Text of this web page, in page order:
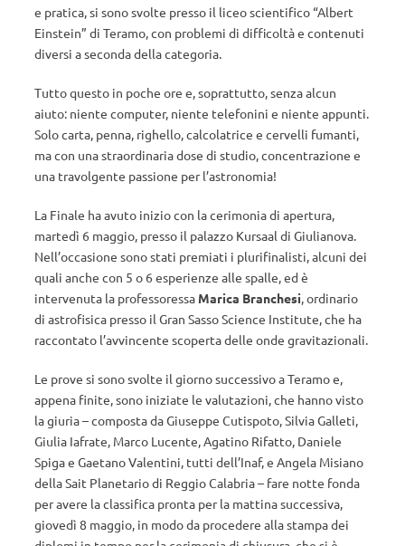
e pratica, si sono svolte presso il liceo scientifico “Albert
Einstein” di Teramo, con problemi di difficoltà e contenuti
diversi a seconda della categoria.
Tutto questo in poche ore e, soprattutto, senza alcun
aiuto: niente computer, niente telefonini e niente appunti.
Solo carta, penna, righello, calcolatrice e cervelli fumanti,
ma con una straordinaria dose di studio, concentrazione e
una travolgente passione per l’astronomia!
La Finale ha avuto inizio con la cerimonia di apertura,
martedì 6 maggio, presso il palazzo Kursaal di Giulianova.
Nell’occasione sono stati premiati i plurifinalisti, alcuni dei
quali anche con 5 o 6 esperienze alle spalle, ed è
intervenuta la professoressa Marica Branchesi, ordinario
di astrofisica presso il Gran Sasso Science Institute, che ha
raccontato l’avvincente scoperta delle onde gravitazionali.
Le prove si sono svolte il giorno successivo a Teramo e,
appena finite, sono iniziate le valutazioni, che hanno visto
la giuria – composta da Giuseppe Cutispoto, Silvia Galleti,
Giulia Iafrate, Marco Lucente, Agatino Rifatto, Daniele
Spiga e Gaetano Valentini, tutti dell’Inaf, e Angela Misiano
della Sait Planetario di Reggio Calabria – fare notte fonda
per avere la classifica pronta per la mattina successiva,
giovedì 8 maggio, in modo da procedere alla stampa dei